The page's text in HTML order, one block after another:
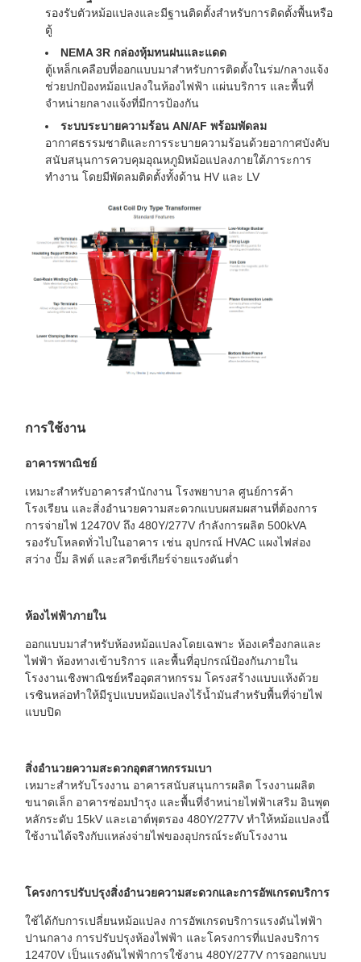
รองรับตัวหม้อแปลงและมีฐานติดตั้งสำหรับการติดตั้งพื้นหรือ
ตู้
NEMA 3R กล่องหุ้มทนฝนและแดด
ตู้เหล็กเคลือบที่ออกแบบมาสำหรับการติดตั้งในร่ม/กลางแจ้ง
ช่วยปกป้องหม้อแปลงในห้องไฟฟ้า แผ่นบริการ และพื้นที่
จำหน่ายกลางแจ้งที่มีการป้องกัน
ระบบระบายความร้อน AN/AF พร้อมพัดลม
อากาศธรรมชาติและการระบายความร้อนด้วยอากาศบังคับ
สนับสนุนการควบคุมอุณหภูมิหม้อแปลงภายใต้ภาระการ
ทำงาน โดยมีพัดลมติดตั้งทั้งด้าน HV และ LV
การใช้งาน
อาคารพาณิชย์
เหมาะสำหรับอาคารสำนักงาน โรงพยาบาล ศูนย์การค้า
โรงเรียน และสิ่งอำนวยความสะดวกแบบผสมผสานที่ต้องการ
การจ่ายไฟ 12470V ถึง 480Y/277V กำลังการผลิต 500kVA
รองรับโหลดทั่วไปในอาคาร เช่น อุปกรณ์ HVAC แผงไฟส่อง
สว่าง ปั๊ม ลิฟต์ และสวิตช์เกียร์จ่ายแรงดันต่ำ
ห้องไฟฟ้าภายใน
ออกแบบมาสำหรับห้องหม้อแปลงโดยเฉพาะ ห้องเครื่องกลและ
ไฟฟ้า ห้องทางเข้าบริการ และพื้นที่อุปกรณ์ป้องกันภายใน
โรงงานเชิงพาณิชย์หรืออุตสาหกรรม โครงสร้างแบบแห้งด้วย
เรซินหล่อทำให้มีรูปแบบหม้อแปลงไร้น้ำมันสำหรับพื้นที่จ่ายไฟ
แบบปิด
สิ่งอำนวยความสะดวกอุตสาหกรรมเบา
เหมาะสำหรับโรงงาน อาคารสนับสนุนการผลิต โรงงานผลิต
ขนาดเล็ก อาคารซ่อมบำรุง และพื้นที่จำหน่ายไฟฟ้าเสริม อินพุต
หลักระดับ 15kV และเอาต์พุตรอง 480Y/277V ทำให้หม้อแปลงนี้
ใช้งานได้จริงกับแหล่งจ่ายไฟของอุปกรณ์ระดับโรงงาน
โครงการปรับปรุงสิ่งอำนวยความสะดวกและการอัพเกรดบริการ
ใช้ได้กับการเปลี่ยนหม้อแปลง การอัพเกรดบริการแรงดันไฟฟ้า
ปานกลาง การปรับปรุงห้องไฟฟ้า และโครงการที่แปลงบริการ
12470V เป็นแรงดันไฟฟ้าการใช้งาน 480Y/277V การออกแบบ